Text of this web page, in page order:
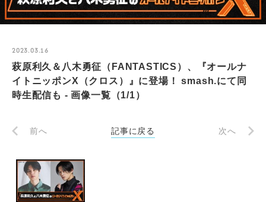
2023.03.16
萩原利久＆八木勇征（FANTASTICS）、『オールナ
イトニッポンX（クロス）』に登場！ smash.にて同
時生配信も - 画像一覧（1/1）
前へ 記事に戻る 次へ